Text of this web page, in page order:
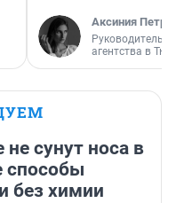
Аксиния
Руководитель
агентства в
сунут носа в
способы
без химии